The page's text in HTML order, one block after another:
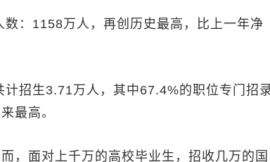
：1158万人，再创历史最高，比上一年净
招生3.71万人，其中67.4%的职位专门招
最高。
面对上千万的高校毕业生，招收几万的国